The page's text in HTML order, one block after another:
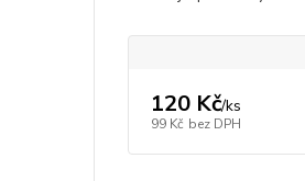
120 Kč/ks
99 Kč bez DPH